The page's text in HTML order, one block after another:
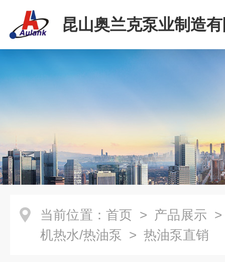
昆山奥兰克泵业制造
当前位置： 首页 > 产品展示
机热水/热油泵 > 热油泵直销